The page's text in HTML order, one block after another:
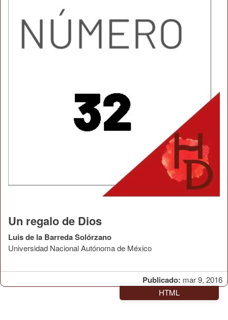
Publicado: mar 9, 2016
Un regalo de Dios
Luis de la Barreda Solórzano
Universidad Nacional Autónoma de México
HTML